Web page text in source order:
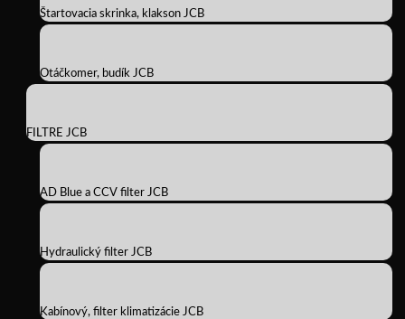
Štartovacia skrinka, klakson JCB
Otáčkomer, budík JCB
FILTRE JCB
AD Blue a CCV filter JCB
Hydraulický filter JCB
Kabínový, filter klimatizácie JCB